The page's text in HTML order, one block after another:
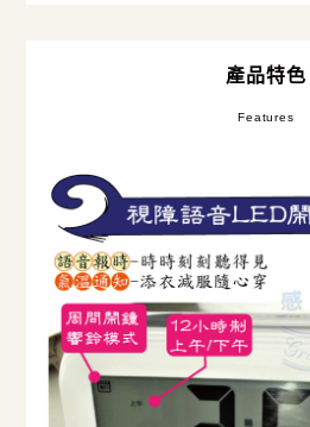
產品特色
Features